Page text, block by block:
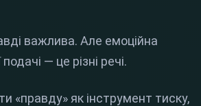
важлива. Але емоційна
— це різні речі.
«правду» як інструмент тиску,